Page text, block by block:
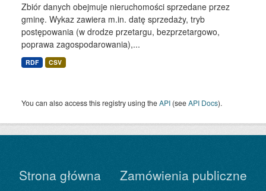
Zbiór danych obejmuje nieruchomości sprzedane przez
gminę. Wykaz zawiera m.in. datę sprzedaży, tryb
postępowania (w drodze przetargu, bezprzetargowo,
poprawa zagospodarowania),...
RDF CSV
You can also access this registry using theAPI (seeAPI Docs).
Strona główna Zamówienia publiczne